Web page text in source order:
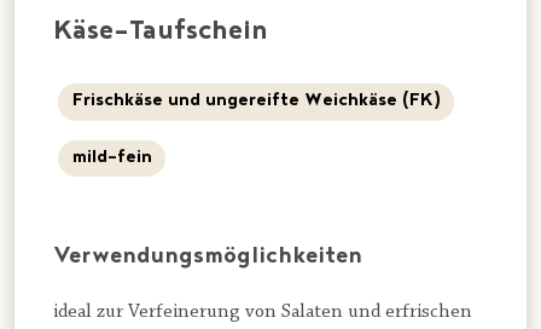
Käse-Taufschein
Frischkäse und ungereifte Weichkäse (FK)
mild-fein
Verwendungsmöglichkeiten
ideal zur Verfeinerung von Salaten und erfrischen